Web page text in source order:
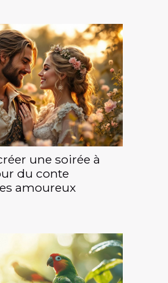
une soirée à
du conte
amoureux